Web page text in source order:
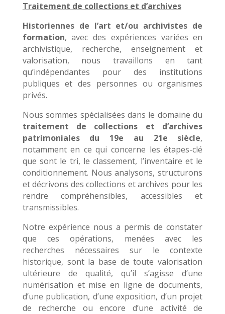
Traitement de collections et d’archives
Historiennes de l’art et/ou archivistes de
formation, avec des expériences variées en
archivistique, recherche, enseignement et
valorisation, nous travaillons en tant
qu’indépendantes pour des institutions
publiques et des personnes ou organismes
privés.
Nous sommes spécialisées dans le domaine du
traitement de collections et d’archives
patrimoniales du 19e au 21e siècle,
notamment en ce qui concerne les étapes-clé
que sont le tri, le classement, l’inventaire et le
conditionnement. Nous analysons, structurons
et décrivons des collections et archives pour les
rendre compréhensibles, accessibles et
transmissibles.
Notre expérience nous a permis de constater
que ces opérations, menées avec les
recherches nécessaires sur le contexte
historique, sont la base de toute valorisation
ultérieure de qualité, qu’il s’agisse d’une
numérisation et mise en ligne de documents,
d’une publication, d’une exposition, d’un projet
de recherche ou encore d’une activité de